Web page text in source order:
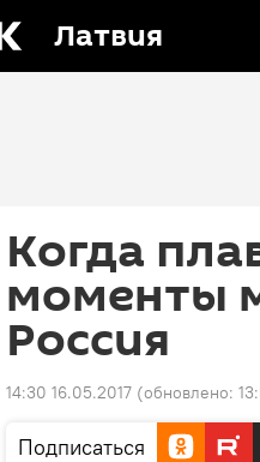
Латвия
Когда
моменты
Россия
14:30 16.05.2017 (обновлено:
Подписаться